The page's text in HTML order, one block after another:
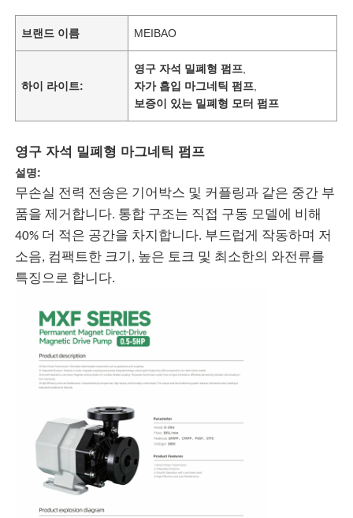
브랜드 이름 MEIBAO
하이 라이트:
영구 자석 밀폐형 펌프
자가 흡입 마그네틱 펌프
보증이 있는 밀폐형 모터 펌프
영구 자석 밀폐형 마그네틱 펌프
설명:
무손실 전력 전송은 기어박스 및 커플링과 같은 중간 부
품을 제거합니다. 통합 구조는 직접 구동 모델에 비해
40% 더 적은 공간을 차지합니다. 부드럽게 작동하며 저
소음, 컴팩트한 크기, 높은 토크 및 최소한의 와전류를
특징으로 합니다.